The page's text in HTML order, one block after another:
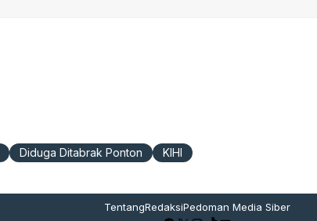
Diduga Ditabrak Ponton KIHI
TentangRedaksiPedoman Media Siber